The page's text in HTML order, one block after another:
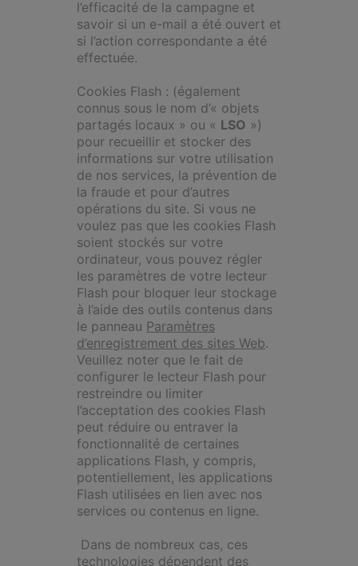
l’efficacité de la campagne et
savoir si un e-mail a été ouvert et
si l’action correspondante a été
effectuée.
Cookies Flash : (également
connus sous le nom d’« objets
partagés locaux » ou « LSO »)
pour recueillir et stocker des
informations sur votre utilisation
de nos services, la prévention de
la fraude et pour d’autres
opérations du site. Si vous ne
voulez pas que les cookies Flash
soient stockés sur votre
ordinateur, vous pouvez régler
les paramètres de votre lecteur
Flash pour bloquer leur stockage
à l’aide des outils contenus dans
le panneau Paramètres
d’enregistrement des sites Web.
Veuillez noter que le fait de
configurer le lecteur Flash pour
restreindre ou limiter
l’acceptation des cookies Flash
peut réduire ou entraver la
fonctionnalité de certaines
applications Flash, y compris,
potentiellement, les applications
Flash utilisées en lien avec nos
services ou contenus en ligne.
Dans de nombreux cas, ces
technologies dépendent des